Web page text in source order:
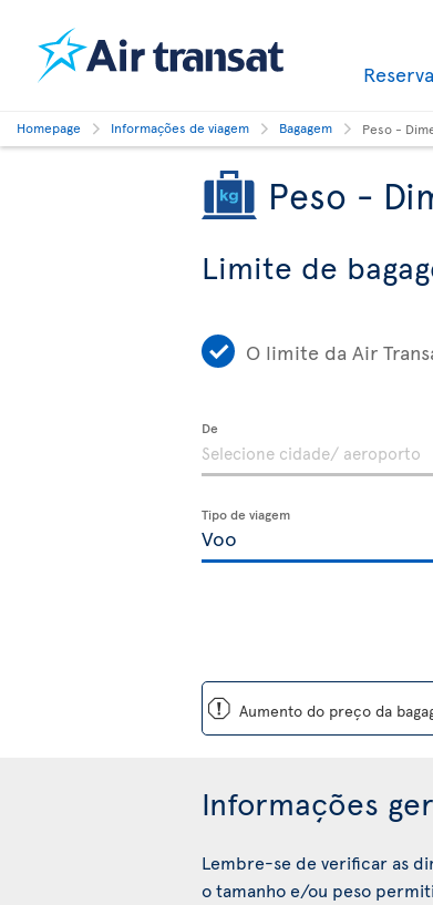
Homepage Informações de viagem Bagagem Peso -
Peso -
Limite de
O limite da Air
De
Tipo de viagem
ü Aumento do preço da
Informações
Lembre-se de verificar as
o tamanho e/ou peso